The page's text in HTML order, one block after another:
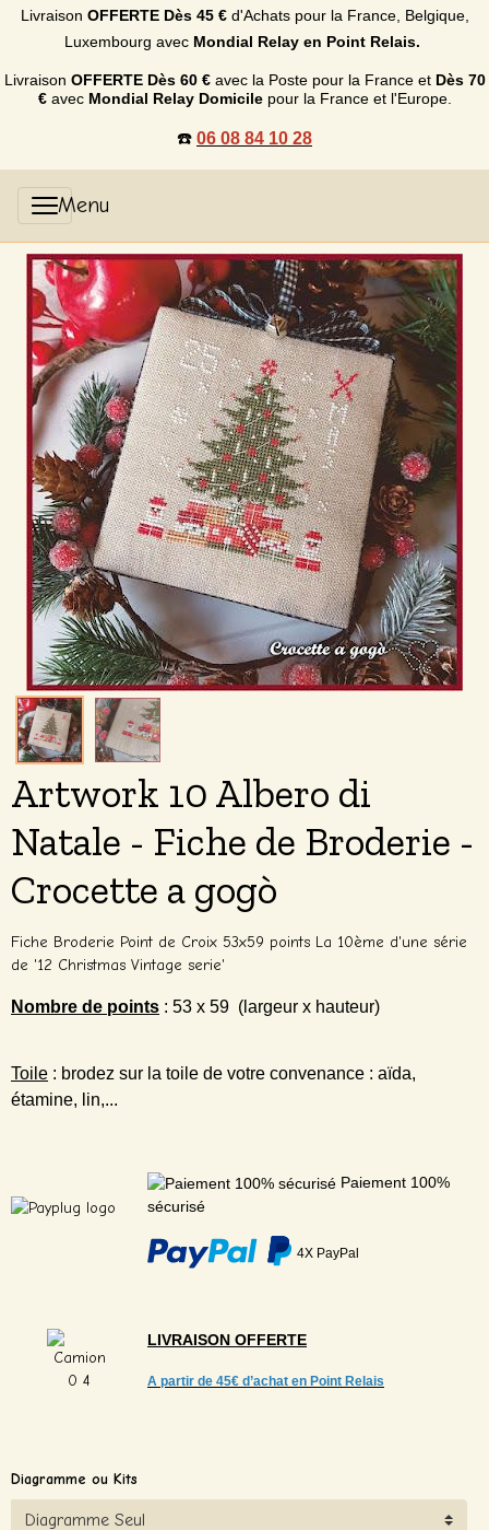
Livraison OFFERTE Dès 45 €d'Achats pour la France, Belgique,
Luxembourg avec Mondial Relay en Point Relais.
Livraison OFFERTE Dès 60 €avec la Poste pour la France et Dès 70
€avec Mondial Relay Domicilepour la France et l'Europe.
☎️ 06 08 84 10 28
Artwork 10 Albero di
Natale - Fiche de Broderie -
Crocette a gogò
Fiche Broderie Point de Croix 53x59 points La 10ème d'une série
de '12 Christmas Vintage serie'
Nombre de points : 53 x 59 (largeur x hauteur)
Toile : brodez sur la toile de votre convenance : aïda,
étamine, lin,...
Paiement 100%
sécurisé
4X PayPal
LIVRAISON OFFERTE
A partir de 45€ d’achat en Point Relais
Diagramme ou Kits